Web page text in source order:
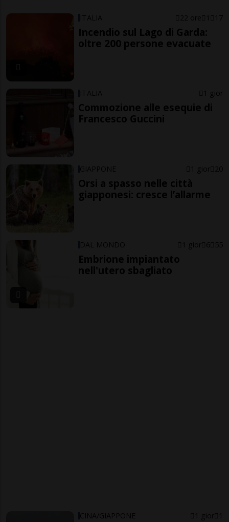
ITALIA 22 ore 1 17
Incendio sul Lago di Garda:
oltre 200 persone evacuate
ITALIA 1 gior
Commozione alle esequie di
Francesco Guccini
GIAPPONE 1 gior 20
Orsi a spasso nelle città
giapponesi: cresce l’allarme
DAL MONDO 1 gior 6 55
Embrione impiantato
nell'utero sbagliato
CINA/GIAPPONE 1 gior 1